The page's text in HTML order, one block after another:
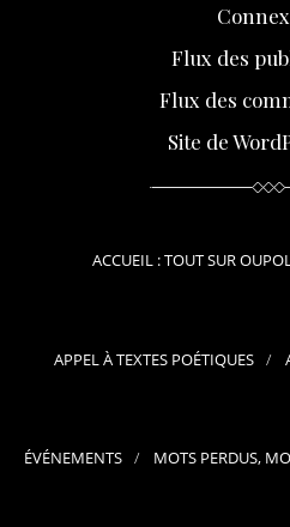
Flux des
Flux des
Site de
ACCUEIL : TOUT SUR
APPEL À TEXTES POÉTIQUES
ÉVÉNEMENTS MOTS PERDUS,